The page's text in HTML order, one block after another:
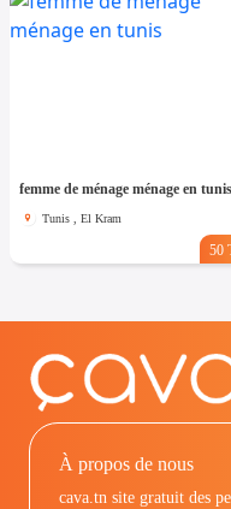
femme de ménage ménage en tunis
Tunis , El Kram
50
À propos de nous
cava.tn site gratuit des